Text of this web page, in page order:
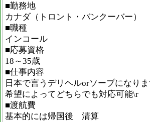
■勤務地
カナダ（トロント・バンクーバー）
■職種
インコール
■応募資格
18～35歳
■仕事内容
日本で言うデリヘルorソープになり
希望によってどちらでも対応可能\r
■渡航費
基本的には帰国後 清算